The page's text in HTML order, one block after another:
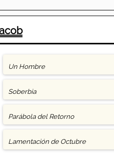
Un Hombre
Soberbia
Parábola del Retorno
Lamentación de Octubre